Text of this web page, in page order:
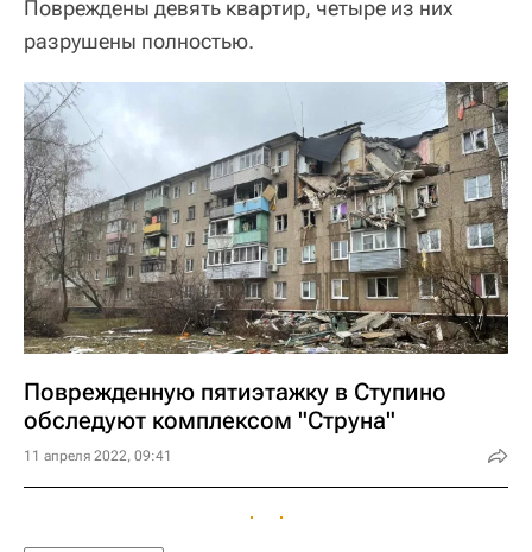
Повреждены девять квартир, четыре из них
разрушены полностью.
Поврежденную пятиэтажку в Ступино
обследуют комплексом "Струна"
11 апреля 2022, 09:41